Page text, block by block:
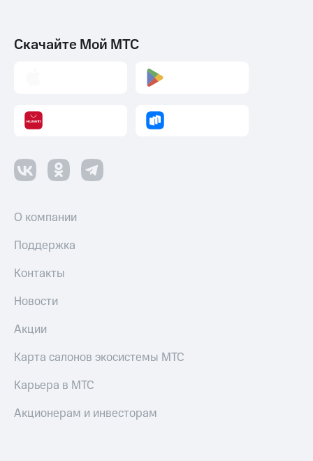
Скачайте Мой МТС
О компании
Поддержка
Контакты
Новости
Акции
Карта салонов экосистемы МТС
Карьера в МТС
Акционерам и инвесторам